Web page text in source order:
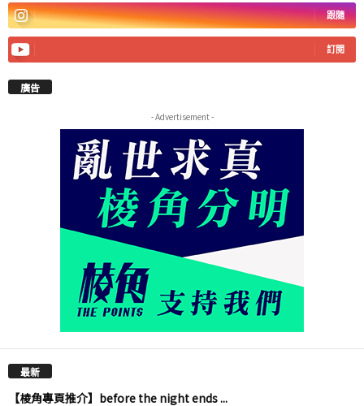
跟隨
訂閱
廣告
- Advertisement -
最新
【棱角專頁推介】before the night ends ...